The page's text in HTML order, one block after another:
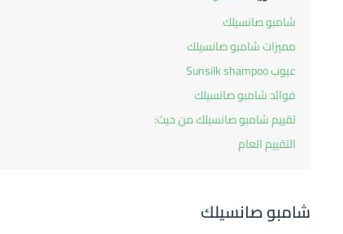
شامبو صانسيلك
مميزات شامبو صانسيلك
عيوب Sunsilk shampoo
فوائد شامبو صانسيلك
تقييم شامبو صانسيلك من حيث:
التقييم العام
شامبو صانسيلك